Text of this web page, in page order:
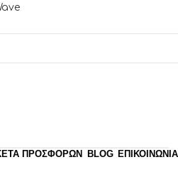
ΠΡΟΣΦΟΡΏΝ BLOG ΕΠΙΚΟΙΝΩΝΙΑ